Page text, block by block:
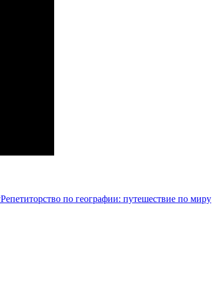
Репетиторство по географии: путешествие по миру